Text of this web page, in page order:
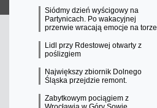
Siódmy dzień wyścigowy na
Partynicach. Po wakacyjnej
przerwie wracają emocje na torze
Lidl przy Rdestowej otwarty z
poślizgiem
Największy zbiornik Dolnego
Śląska przejdzie remont.
Zabytkowym pociągiem z